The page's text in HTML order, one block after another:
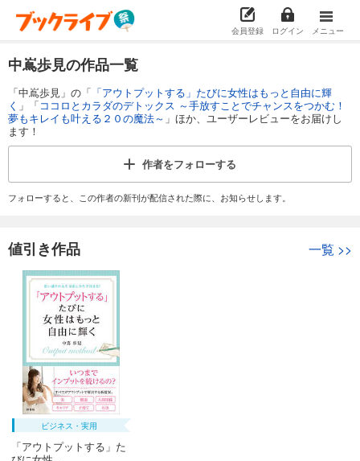
会員登録 ログイン メニュー
中嶌歩見の作品一覧
「中嶌歩見」の「 「アウトプットする」たびに女性はもっと自由に輝
く 」「ココロとカラダのデトックス ～手放すことでチャンスをつかむ！
夢もキレイも叶える２０の魔法～ 」ほか、ユーザーレビューをお届けし
ます！
作者をフォローする
フォローすると、この作者の新刊が配信された際に、お知らせします。
値引き作品 一覧 >>
ビジネス・実用
「アウトプットする」た